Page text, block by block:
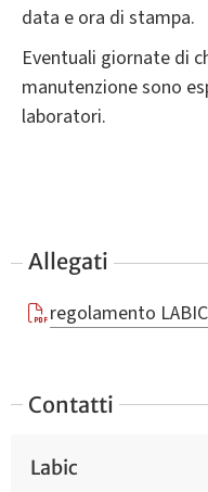
data e ora di stampa.
Eventuali giornate di
manutenzione sono
laboratori.
Allegati
regolamento LABIC
Contatti
Labic